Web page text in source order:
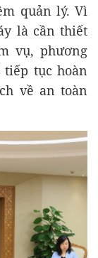
quản lý. Vì
là cần thiết
vụ, phương
tục hoàn
về an toàn